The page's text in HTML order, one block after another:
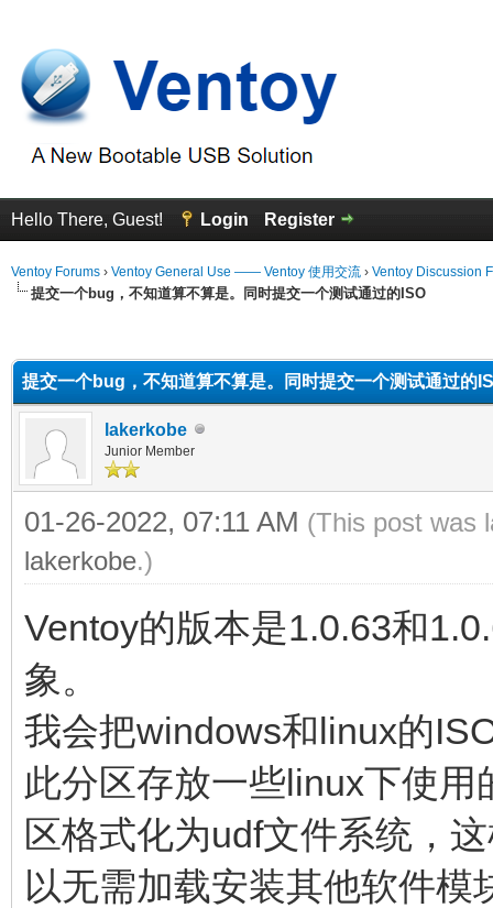
Hello There, Guest! Login Register
Ventoy Forums › Ventoy General Use —— Ventoy 使用交流 › Ventoy Discussion
提交一个bug，不知道算不算是。同时提交一个测试通过的ISO
提交一个bug，不知道算不算是。同时提交一个测试通过的
lakerkobe
Junior Member
01-26-2022, 07:11 AM (This post was
lakerkobe.)
Ventoy的版本是1.0.63和
象。
我会把windows和linux的
此分区存放一些linux下使
区格式化为udf文件系统，
以无需加载安装其他软件